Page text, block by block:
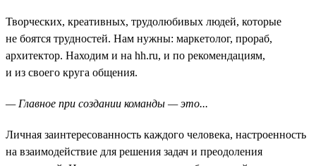
Творческих, креативных, трудолюбивых людей, которые
не боятся трудностей. Нам нужны: маркетолог, прораб,
архитектор. Находим и на hh.ru, и по рекомендациям,
и из своего круга общения.
— Главное при создании команды — это...
Личная заинтересованность каждого человека, настроенность
на взаимодействие для решения задач и преодоления